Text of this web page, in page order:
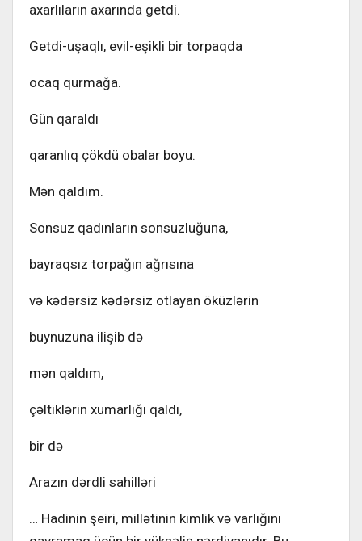
axarlıların axarında getdi.
Getdi-uşaqlı, evil-eşikli bir torpaqda
ocaq qurmağa.
Gün qaraldı
qaranlıq çökdü obalar boyu.
Mən qaldım.
Sonsuz qadınların sonsuzluğuna,
bayraqsız torpağın ağrısına
və kədərsiz kədərsiz otlayan öküzlərin
buynuzuna ilişib də
mən qaldım,
çəltiklərin xumarlığı qaldı,
bir də
Arazın dərdli sahilləri
… Hadinin şeiri, millətinin kimlik və varlığını